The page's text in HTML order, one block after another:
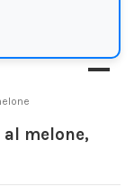
melone,